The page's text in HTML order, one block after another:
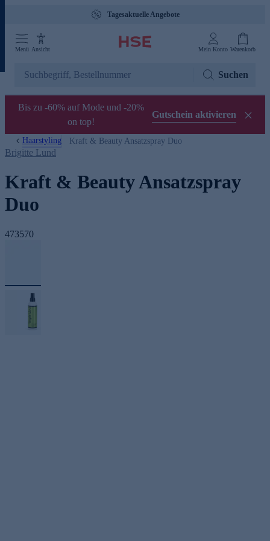
Tagesaktuelle Angebote
Menü Ansicht Mein Konto Warenkorb
Suchen
Bis zu -60% auf Mode und -20%
on top!
Gutschein aktivieren
Haarstyling Kraft & Beauty Ansatzspray Duo
Brigitte Lund
Kraft & Beauty Ansatzspray
Duo
473570